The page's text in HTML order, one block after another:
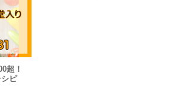
超！
シピ